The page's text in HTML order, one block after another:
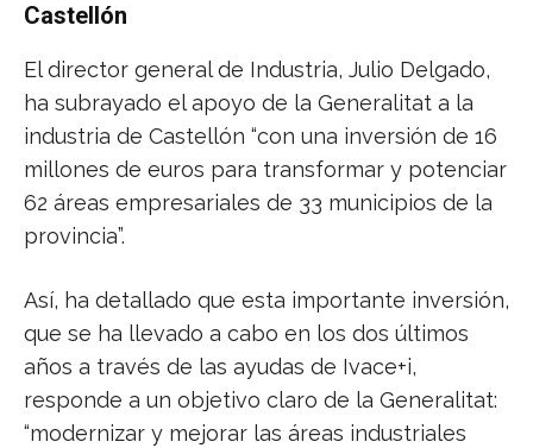
Castellón
El director general de Industria, Julio Delgado,
ha subrayado el apoyo de la Generalitat a la
industria de Castellón “con una inversión de 16
millones de euros para transformar y potenciar
62 áreas empresariales de 33 municipios de la
provincia”.
Así, ha detallado que esta importante inversión,
que se ha llevado a cabo en los dos últimos
años a través de las ayudas de Ivace+i,
responde a un objetivo claro de la Generalitat:
“modernizar y mejorar las áreas industriales